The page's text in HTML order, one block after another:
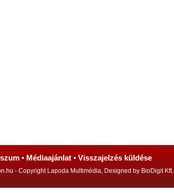
• Médiaajánlat • Visszajelzés küldése
- Copyright Lapoda Multimédia, Designed by BioDigit Kft.